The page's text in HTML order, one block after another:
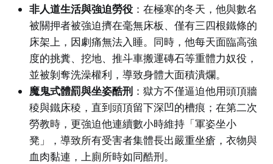
非人道生活與強迫勞役 ：在極寒的冬天，他與數名
被關押者被強迫擠在毫無床板、僅有三四根鐵條的
床架上，因劇痛無法入睡。同時，他每天面臨高強
度的挑糞、挖地、推斗車搬運磚石等重體力奴役，
並被剝奪洗澡權利，導致身體大面積潰爛。
魔鬼式體罰與坐姿酷刑 ：獄方不僅逼迫他用頭頂牆
稜與鐵床稜，直到頭頂留下深凹的槽痕；在第二次
勞教時，更強迫他連續數小時維持「軍姿坐小
凳」，導致所有受害者集體長出嚴重坐瘡，衣物與
血肉黏連，上廁所時如同酷刑。